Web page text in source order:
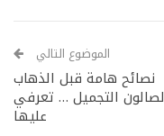
الموضوع التالي
نصائح هامة قبل الذهاب
لصالون التجميل … تعرفي
عليها